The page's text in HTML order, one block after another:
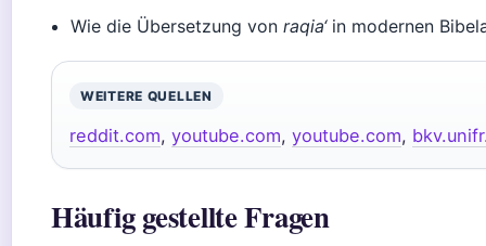
Wie die Übersetzung vonraqia‘in modernen
WEITERE QUELLEN
reddit.com, youtube.com, youtube.com,
Häufig gestellte Fragen